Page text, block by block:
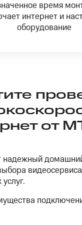
время
интернет и
оборудование
от
надежный
видеосервиса